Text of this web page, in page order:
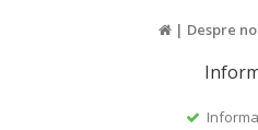
| Despre